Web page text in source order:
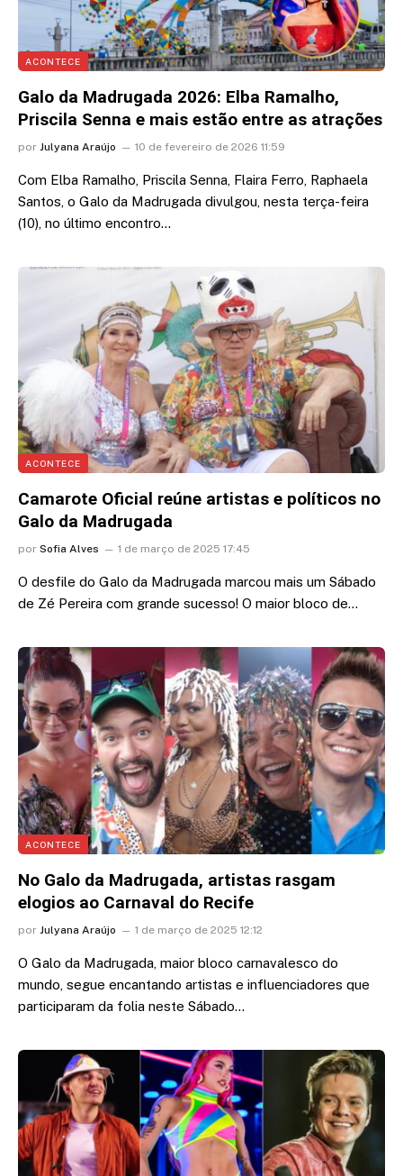
ACONTECE
Galo da Madrugada 2026: Elba Ramalho,
Priscila Senna e mais estão entre as atrações
por Julyana Araújo 10 de fevereiro de 2026 11:59
Com Elba Ramalho, Priscila Senna, Flaira Ferro, Raphaela
Santos, o Galo da Madrugada divulgou, nesta terça-feira
(10), no último encontro…
ACONTECE
Camarote Oficial reúne artistas e políticos no
Galo da Madrugada
por Sofia Alves 1 de março de 2025 17:45
O desfile do Galo da Madrugada marcou mais um Sábado
de Zé Pereira com grande sucesso! O maior bloco de…
ACONTECE
No Galo da Madrugada, artistas rasgam
elogios ao Carnaval do Recife
por Julyana Araújo 1 de março de 2025 12:12
O Galo da Madrugada, maior bloco carnavalesco do
mundo, segue encantando artistas e influenciadores que
participaram da folia neste Sábado…